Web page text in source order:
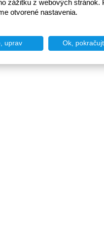
zážitku z webových stránok.
otvorené nastavenia.
uprav Ok,